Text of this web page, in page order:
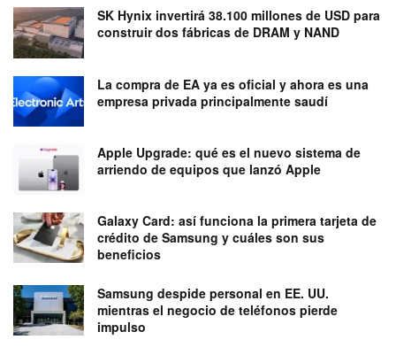
SK Hynix invertirá 38.100 millones de USD para
construir dos fábricas de DRAM y NAND
La compra de EA ya es oficial y ahora es una
empresa privada principalmente saudí
Apple Upgrade: qué es el nuevo sistema de
arriendo de equipos que lanzó Apple
Galaxy Card: así funciona la primera tarjeta de
crédito de Samsung y cuáles son sus
beneficios
Samsung despide personal en EE. UU.
mientras el negocio de teléfonos pierde
impulso